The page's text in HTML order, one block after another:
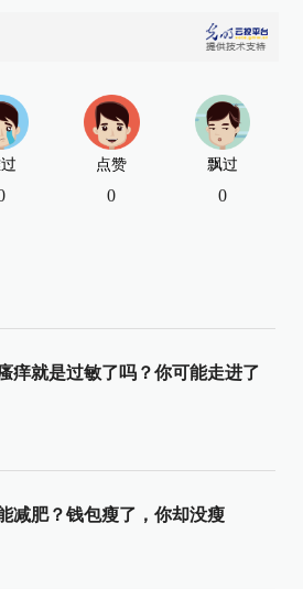
点赞
0
飘过
0
痒就是过敏了吗？你可能走进了
减肥？钱包瘦了，你却没瘦